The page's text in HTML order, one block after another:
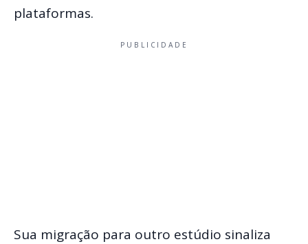
plataformas.
PUBLICIDADE
Sua migração para outro estúdio sinaliza